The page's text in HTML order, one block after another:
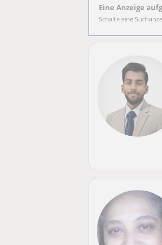
Eine Anzeige
Schalte eine